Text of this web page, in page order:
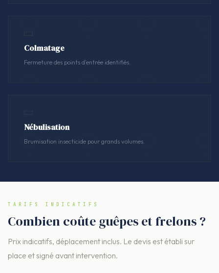
Colmatage
Fermeture des points d'entrée identifiés.
Nébulisation
Brumisation insecticide pour grands volumes.
TARIFS INDICATIFS
Combien coûte guêpes et frelons ?
Prix indicatifs, déplacement inclus. Le devis est établi sur
place et signé avant intervention.